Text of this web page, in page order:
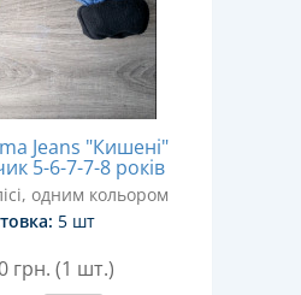
Jeans "Кишені"
5-6-7-7-8 років
одним кольором
5 шт
грн. (1 шт.)